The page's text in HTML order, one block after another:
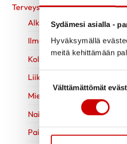
Sydämesi asialla -
Hyväksymällä
meitä kehittämään
Suostumuksen valinta
Välttämättömät
Terveys & Hyvinvointi
Alkoholi
Ilman nikotiinia
Kolesteroli
Liikuntavinkit
Mielen hyvinvointi
Naisen sydänterveys
Painonhallinta